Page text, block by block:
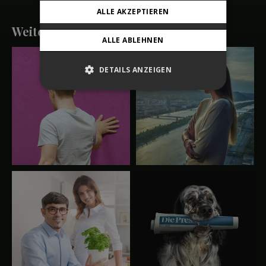
Weitere Arbeiten
ALLE AKZEPTIEREN
ALLE ABLEHNEN
DETAILS ANZEIGEN